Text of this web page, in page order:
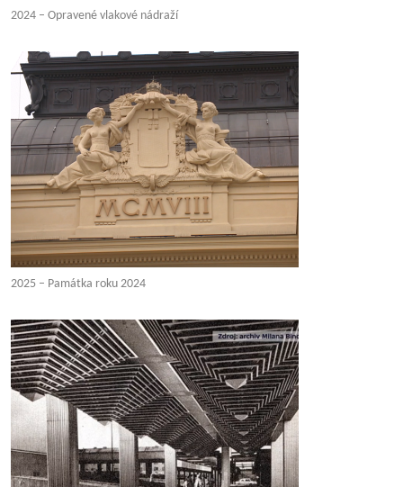
2024 – Opravené vlakové nádraží
2025 – Památka roku 2024